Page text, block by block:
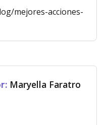
mejores-acciones-
Maryella Faratro